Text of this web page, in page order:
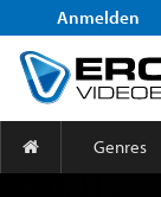
Anmelden
Genres